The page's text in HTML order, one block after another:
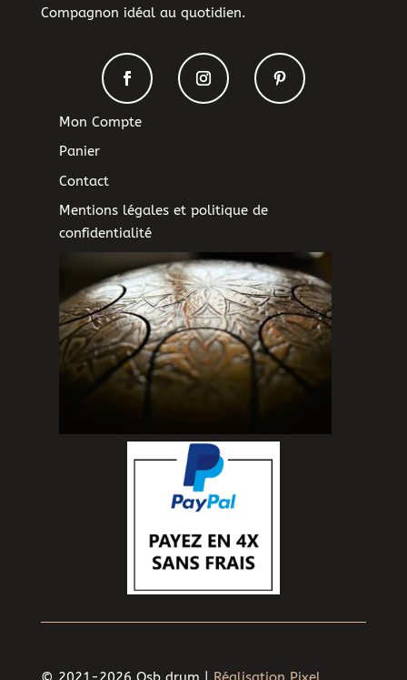
Compagnon idéal au quotidien.
Mon Compte
Panier
Contact
Mentions légales et politique de
confidentialité